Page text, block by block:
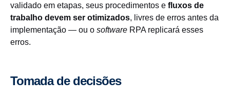
validado em etapas, seus procedimentos e fluxos de
trabalho devem ser otimizados, livres de erros antes da
implementação — ou o software RPA replicará esses
erros.
Tomada de decisões